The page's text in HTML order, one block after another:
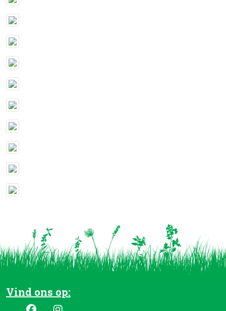
Vind ons op: